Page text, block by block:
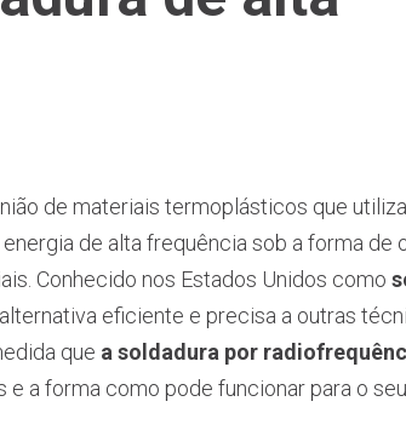
de materiais termoplásticos que
de alta frequência sob a forma de
Conhecido nos Estados Unidos como
eficiente e precisa a outras
que a soldadura por
a forma como pode funcionar para o